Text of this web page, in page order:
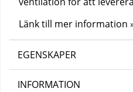
Länk till mer information
EGENSKAPER
INFORMATION